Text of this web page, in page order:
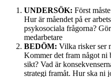
UNDERSÖK: Först
Hur är måendet på er
psykosociala frågorna?
medarbetare
BEDÖM: Vilka risker ser
Kommer det fram något ni
sikt? Vad är
strategi framåt. Hur ska ni